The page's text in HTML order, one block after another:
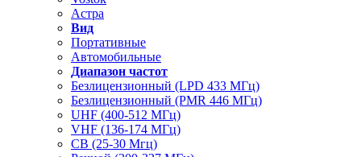
Астра
Вид
Портативные
Автомобильные
Диапазон частот
Безлицензионный (LPD 433 МГц)
Безлицензионный (PMR 446 МГц)
UHF (400-512 МГц)
VHF (136-174 МГц)
CB (25-30 Мгц)